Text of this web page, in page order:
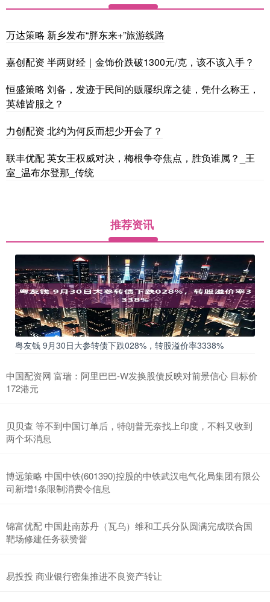
万达策略 新乡发布“胖东来+”旅游线路
嘉创配资 半两财经｜金饰价跌破1300元/克，该不该入手？
恒盛策略 刘备，发迹于民间的贩屦织席之徒，凭什么称王，
英雄皆服之？
力创配资 北约为何反而想少开会了？
联丰优配 英女王权威对决，梅根争夺焦点，胜负谁属？_王
室_温布尔登那_传统
推荐资讯
粤友钱 9月30日大参转债下跌028%，转股溢价率3338%
中国配资网 富瑞：阿里巴巴-W发换股债反映对前景信心 目标价
172港元
贝贝查 等不到中国订单后，特朗普无奈找上印度，不料又收到
两个坏消息
博远策略 中国中铁(601390)控股的中铁武汉电气化局集团有限公
司新增1条限制消费令信息
锦富优配 中国赴南苏丹（瓦乌）维和工兵分队圆满完成联合国
靶场修建任务获赞誉
易投投 商业银行密集推进不良资产转让